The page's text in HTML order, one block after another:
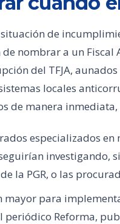
de
nombrar a un
del TFJA,
locales
de manera
especializados
investigando,
la PGR, o las
mayor para
periódico Reforma,